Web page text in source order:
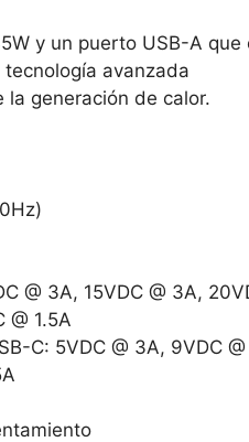
y un puerto USB-A
avanzada
la generación de calor.
@ 3A, 15VDC @ 3A,
@ 1.5A
C: 5VDC @ 3A, 9VDC